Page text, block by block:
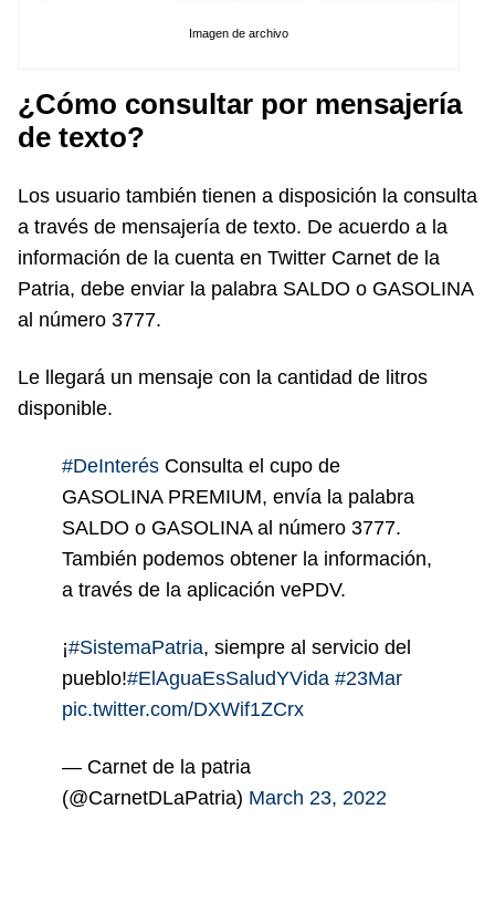
Imagen de archivo
¿Cómo consultar por mensajería
de texto?
Los usuario también tienen a disposición la consulta
a través de mensajería de texto. De acuerdo a la
información de la cuenta en Twitter Carnet de la
Patria, debe enviar la palabra SALDO o GASOLINA
al número 3777.
Le llegará un mensaje con la cantidad de litros
disponible.
#DeInterés Consulta el cupo de
GASOLINA PREMIUM, envía la palabra
SALDO o GASOLINA al número 3777.
También podemos obtener la información,
a través de la aplicación vePDV.
¡#SistemaPatria, siempre al servicio del
pueblo!#ElAguaEsSaludYVida #23Mar
pic.twitter.com/DXWif1ZCrx
— Carnet de la patria
(@CarnetDLaPatria) March 23, 2022